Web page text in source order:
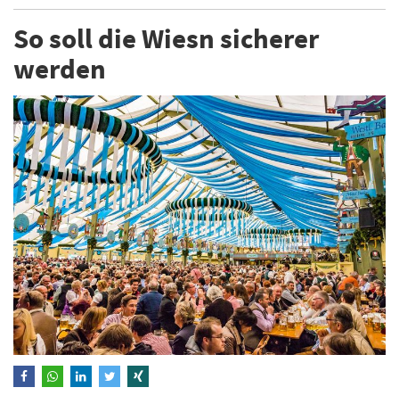
So soll die Wiesn sicherer
werden